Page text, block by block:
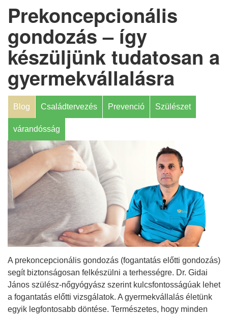
Prekoncepcionális
gondozás – így
készüljünk tudatosan a
gyermekvállalásra
Blog Családtervezés Prevenció Szülészet
várandósság
A prekoncepcionális gondozás (fogantatás előtti gondozás)
segít biztonságosan felkészülni a terhességre. Dr. Gidai
János szülész-nőgyógyász szerint kulcsfontosságúak lehet
a fogantatás előtti vizsgálatok. A gyermekvállalás életünk
egyik legfontosabb döntése. Természetes, hogy minden